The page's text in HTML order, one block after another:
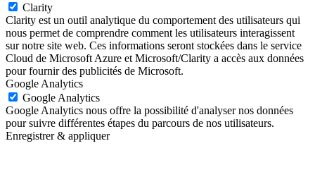
Clarity
Clarity est un outil analytique du comportement des utilisateurs qui
nous permet de comprendre comment les utilisateurs interagissent
sur notre site web. Ces informations seront stockées dans le service
Cloud de Microsoft Azure et Microsoft/Clarity a accès aux données
pour fournir des publicités de Microsoft.
Google Analytics
Google Analytics
Google Analytics nous offre la possibilité d'analyser nos données
pour suivre différentes étapes du parcours de nos utilisateurs.
Enregistrer & appliquer